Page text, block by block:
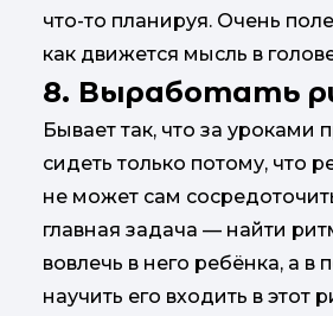
что-то планируя. Очень
как движется мысль в
8. Выработать
Бывает так, что за уроками
сидеть только потому, что
не может сам
главная задача — найти
вовлечь в него ребёнка, а в
научить его входить в этот